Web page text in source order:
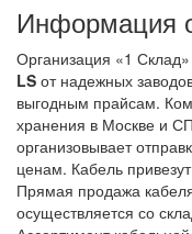
Информация
Организация «1
LS от надежных
выгодным прайсам.
хранения в Москве и
организовывает
ценам. Кабель
Прямая продажа
осуществляется со